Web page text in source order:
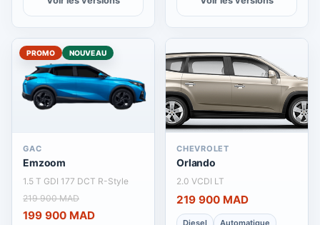
PROMO NOUVEAU
GAC
Emzoom
1.5 T GDI 177 DCT R-Style
219 900 MAD
199 900 MAD
CHEVROLET
Orlando
2.0 VCDI LT
219 900 MAD
Diesel
Automatique